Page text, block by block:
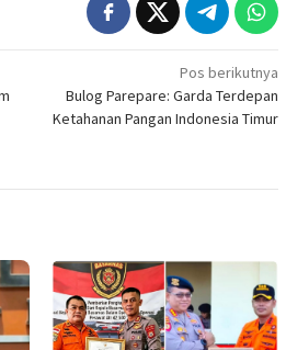
Pos berikutnya
Bulog Parepare: Garda Terdepan
Ketahanan Pangan Indonesia Timur